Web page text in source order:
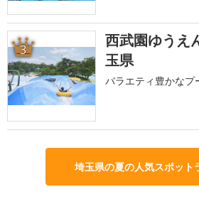
3
西武園ゆうえ
玉県
バラエティ豊かなプ
埼玉県の夏の人気スポット